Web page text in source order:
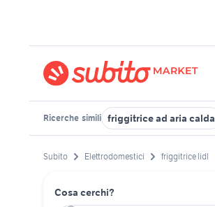
Ricerche simili friggitrice ad aria calda
Subito Elettrodomestici friggitrice lidl
Cosa cerchi?